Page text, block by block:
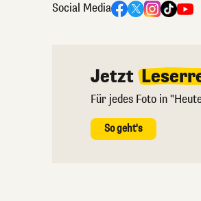
Social Media
Jetzt
Für jedes Foto in
So geht's